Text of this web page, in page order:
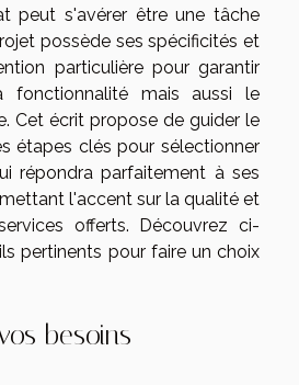
peut s'avérer être une tâche
possède ses spécificités et
particulière pour garantir
fonctionnalité mais aussi le
Cet écrit propose de guider le
étapes clés pour sélectionner
répondra parfaitement à ses
l'accent sur la qualité et
offerts. Découvrez ci-
pertinents pour faire un choix
besoins